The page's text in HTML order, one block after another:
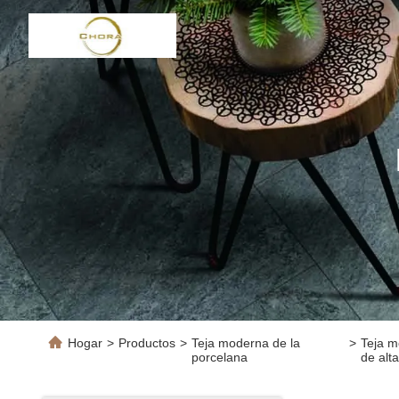
Hogar > Productos > Teja moderna de la
porcelana
> Teja
de